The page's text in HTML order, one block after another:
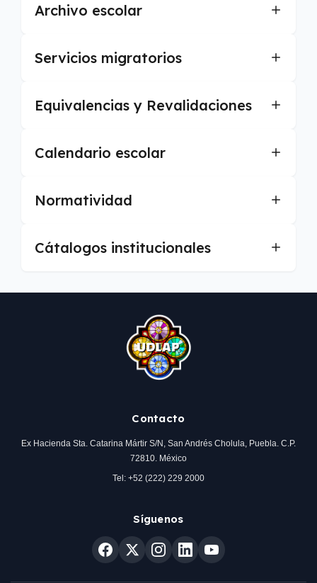
Archivo escolar
Servicios migratorios
Equivalencias y Revalidaciones
Calendario escolar
Normatividad
Cátalogos institucionales
Contacto
Ex Hacienda Sta. Catarina Mártir S/N, San Andrés Cholula, Puebla. C.P.
72810. México
Tel: +52 (222) 229 2000
Síguenos